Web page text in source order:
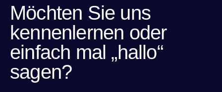
Möchten Sie uns
kennenlernen oder
einfach mal „hallo“
sagen?